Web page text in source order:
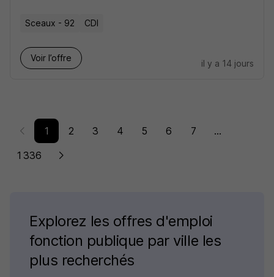
Sceaux - 92 CDI
Voir l’offre
il y a 14 jours
1 2 3 4 5 6 7
...
1 336
Explorez les offres d'emploi
fonction publique par ville les
plus recherchés